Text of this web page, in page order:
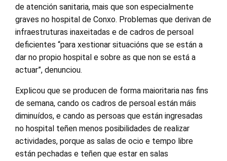
de atención sanitaria, mais que son especialmente
graves no hospital de Conxo. Problemas que derivan de
infraestruturas inaxeitadas e de cadros de persoal
deficientes “para xestionar situacións que se están a
dar no propio hospital e sobre as que non se está a
actuar”, denunciou.
Explicou que se producen de forma maioritaria nas fins
de semana, cando os cadros de persoal están máis
diminuídos, e cando as persoas que están ingresadas
no hospital teñen menos posibilidades de realizar
actividades, porque as salas de ocio e tempo libre
están pechadas e teñen que estar en salas